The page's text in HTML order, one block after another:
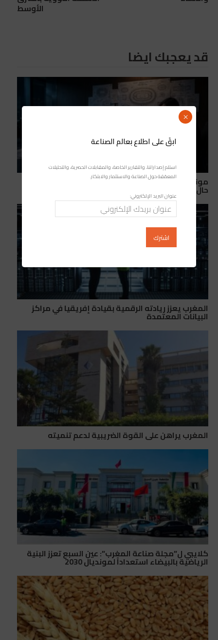
الأوسط
قد يعجبك ايضا
مونديال 2030: ما الذي قد تخسره إسبانيا والبرتغال في
حال الانسحاب من التنظيم المشترك؟
المغرب يعزز ريادته الرقمية بقيادة إفريقيا في مراكز
البيانات المعتمدة
المغرب يراهن على القوة الضريبية لدعم تنميته
كلايبي ل”مجلة صناعة المغرب”: عين السبع تعزز البنية
الرياضية بالبيضاء استعداداً لمونديال 2030
ابقَ على اطلاع بعالم الصناعة
استلم إصداراتنا، والتقارير الخاصة، والمقابلات الحصرية، والتحليلات
المعمّقة حول الصناعة والاستثمار والابتكار.
عنوان البريد الإلكتروني:
×